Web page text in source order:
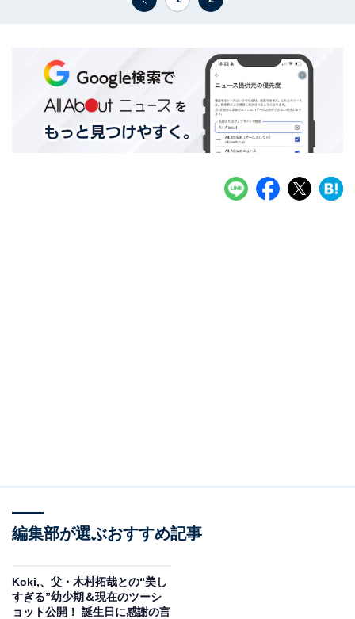
編集部が選ぶおすすめ記事
Koki,、父・木村拓哉との“美し
すぎる”幼少期＆現在のツーシ
ョット公開！ 誕生日に感謝の言